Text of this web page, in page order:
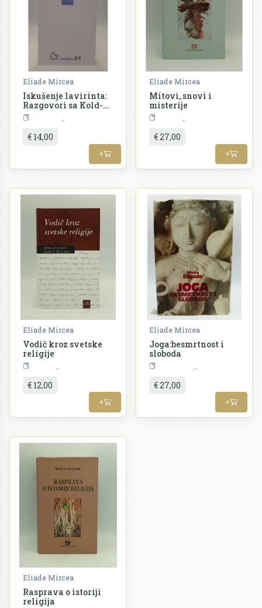
Eliade Mircea
Iskušenje lavirinta:
Razgovori sa Kold-
Anrijem Rokeom
€ 14,00
+
Eliade Mircea
Mitovi, snovi i
misterije
€ 27,00
+
Eliade Mircea
Vodič kroz svetske
religije
€ 12,00
+
Eliade Mircea
Joga:besmrtnost i
sloboda
€ 27,00
+
Eliade Mircea
Rasprava o istoriji
religija